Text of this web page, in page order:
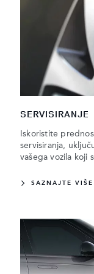
SERVISIRANJE
Iskoristite
servisiranja,
vašega vozila koji
SAZNAJTE VIŠE